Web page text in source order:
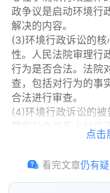
点击
政争议是启动环境行
解决的内容。
(3)环境行政诉讼的
性。人民法院审理行
行为是否合法。法院
查，包括对行为的事
合法进行审查。
(4)环境行政诉讼的
整的社会关系十分广
广泛，包括负有环境
利、铁道、民航、土
等。
看完文章仍有疑